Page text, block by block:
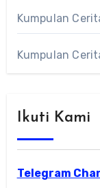
Kumpulan
Kumpulan
Ikuti Kami
Telegram